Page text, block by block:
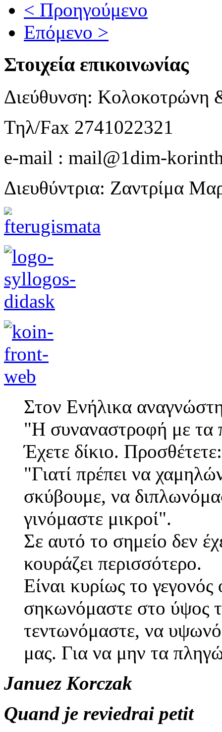
< Προηγούμενο
Επόμενο >
Στοιχεία επικοινωνίας
Διεύθυνση: Κολοκοτρώνη
Τηλ/Fax 2741022321
e-mail : mail@1dim-
Διευθύντρια: Ζαντρίμα
Στον Ενήλικα
"Η συναναστροφή με τα
Έχετε δίκιο. Προσθέτετε:
"Γιατί πρέπει να
σκύβουμε, να
γινόμαστε μικροί".
Σε αυτό το σημείο δεν
κουράζει περισσότερο.
Είναι κυρίως το
σηκωνόμαστε στο ύψος
τεντωνόμαστε, να
μας. Για να μην τα
Januez Korczak
Quand je reviedrai petit